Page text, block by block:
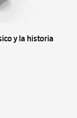
y la historia